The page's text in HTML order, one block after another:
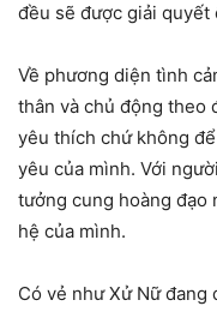
đều sẽ được giải quyết
Về phương diện tình
thân và chủ động theo
yêu thích chứ không
yêu của mình. Với
tưởng cung hoàng đạo
hệ của mình.
Có vẻ như Xử Nữ